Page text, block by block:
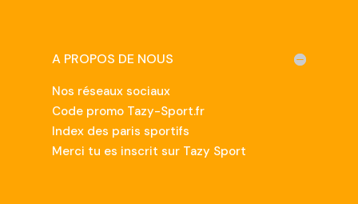
A PROPOS DE NOUS
Nos réseaux sociaux
Code promo Tazy-Sport.fr
Index des paris sportifs
Merci tu es inscrit sur Tazy Sport